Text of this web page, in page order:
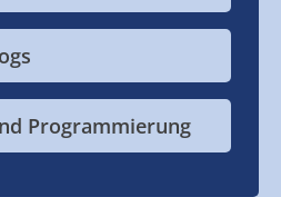
Programmierung